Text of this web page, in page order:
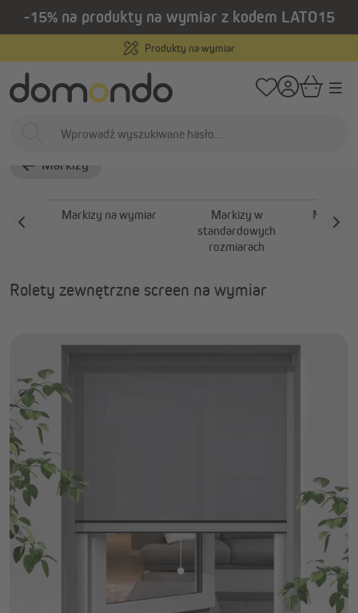
zawartości
-15% na produkty na wymiar z kodem LATO15
Produkty na wymiar
Strona główna Osłony zewnętrzne / Markizy / Rolety zewnętrzne |
Rolety zewnętrzne |
Rolety pionowe
Markizy
Markizy na wymiar
Markizy w
standardowych
rozmiarach
Markizy
Rolety zewnętrzne screen na wymiar